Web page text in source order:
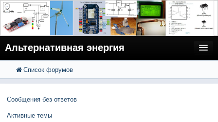
Альтернативная энергия
FAQ
Расширенный поиск
Список форумов
Сообщения без ответов
Активные темы